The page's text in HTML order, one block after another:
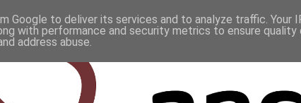
Google to deliver its services and to analyze traffic. Your
with performance and security metrics to ensure
address abuse.